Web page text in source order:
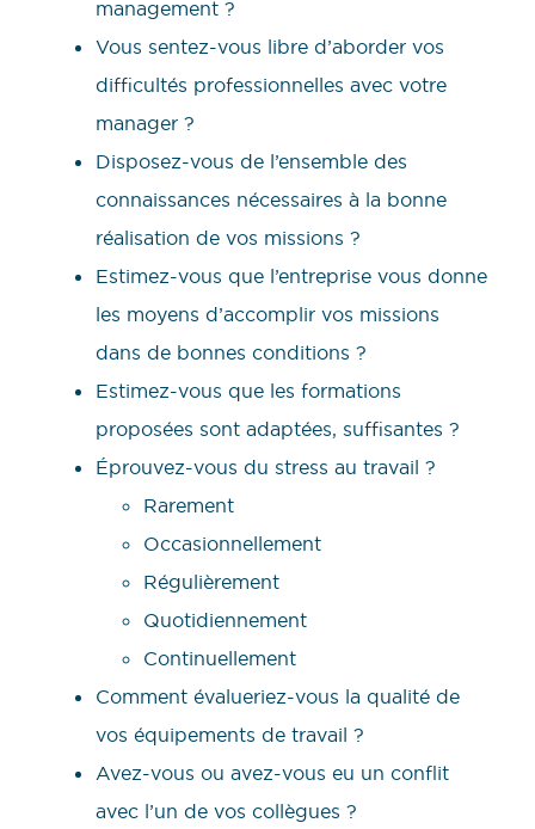
management ?
Vous sentez-vous libre d’aborder vos
difficultés professionnelles avec votre
manager ?
Disposez-vous de l’ensemble des
connaissances nécessaires à la bonne
réalisation de vos missions ?
Estimez-vous que l’entreprise vous donne
les moyens d’accomplir vos missions
dans de bonnes conditions ?
Estimez-vous que les formations
proposées sont adaptées, suffisantes ?
Éprouvez-vous du stress au travail ?
Rarement
Occasionnellement
Régulièrement
Quotidiennement
Continuellement
Comment évalueriez-vous la qualité de
vos équipements de travail ?
Avez-vous ou avez-vous eu un conflit
avec l’un de vos collègues ?